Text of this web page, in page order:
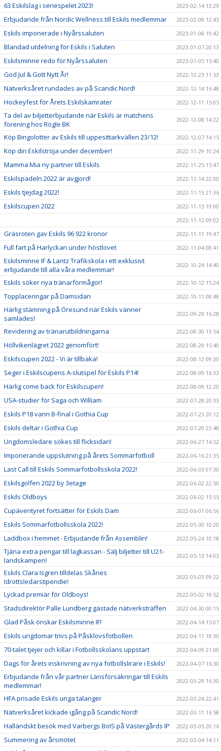
63 Eskilslag i seriespelet 2023! 2023-02-14 13:29
Erbjudande från Nordic Wellness till Eskils medlemmar 2023-02-08 12:43
Eskils imponerade i Nyårssaluten 2023-01-08 19:42
Blandad utdelning för Eskils i Saluten 2023-01-07 20:13
Eskilsminne redo för Nyårssaluten 2023-01-05 15:40
God Jul & Gott Nytt År! 2022-12-23 11:53
Nätverksåret rundades av på Scandic Nord! 2022-12-14 16:48
Hockeyfest för Årets Eskilskamrater 2022-12-11 15:05
Ta del av biljetterbjudande när Eskils är matchens
förening hos Rögle BK
2022-12-08 14:22
Köp Bingolotter av Eskils till uppesittarkvällen 23/12! 2022-12-07 14:15
Köp din Eskilströja under december! 2022-11-29 10:24
Mamma Mia ny partner till Eskils 2022-11-25 15:47
Eskilspadeln 2022 är avgjord! 2022-11-14 22:00
Eskils tjejdag 2022! 2022-11-13 21:36
Eskilscupen 2022
2022-11-13 19:00
2022-11-12 09:02
Gräsroten gav Eskils 96 922 kronor 2022-11-11 19:47
Full fart på Harlyckan under höstlovet 2022-11-04 08:41
Eskilsminne IF & Lantz Trafikskola i ett exklusivt
erbjudande till alla våra medlemmar!
2022-10-24 14:40
Eskils söker nya tränarförmågor! 2022-10-12 15:24
Topplaceringar på Damsidan 2022-10-11 08:48
Härlig stämning på Öresund när Eskils vänner
samlades!
2022-09-29 16:28
Revidering av tränarutbildningarna 2022-08-30 13:54
Höllvikenlägret 2022 genomfört! 2022-08-29 15:40
Eskilscupen 2022 - Vi är tillbaka! 2022-08-12 09:30
Seger i Eskilscupens A-slutspel för Eskils P14! 2022-08-09 16:33
Härlig come back för Eskilscupen! 2022-08-09 12:20
USA-studier för Saga och William 2022-07-28 20:33
Eskils P18 vann B-final i Gothia Cup 2022-07-23 20:12
Eskils deltar i Gothia Cup 2022-07-20 23:48
Ungdomsledare sökes till flicksidan! 2022-06-27 14:52
Imponerande uppslutning på årets Sommarfotboll 2022-06-16 21:35
Last Call till Eskils Sommarfotbollsskola 2022! 2022-06-03 07:30
Eskilsgolfen 2022 by 3etage 2022-06-02 22:50
Eskils Oldboys 2022-06-02 15:55
Cupäventyret fortsätter för Eskils Dam 2022-06-01 06:56
Eskils Sommarfotbollsskola 2022! 2022-05-30 10:20
Laddbox i hemmet - Erbjudande från Assemblin! 2022-05-24 10:18
Tjäna extra pengar till lagkassan - Sälj biljetter till U21-
landskampen!
2022-05-13 14:03
Eskils Clara Isgren tilldelas Skånes
Idrottsledarstipendie!
2022-05-03 09:22
Lyckad premiär för Oldboys! 2022-05-02 18:52
Stadsdirektör Palle Lundberg gästade nätverksträffen 2022-04-30 00:15
Glad Påsk önskar Eskilsminne IF! 2022-04-14 15:07
Eskils ungdomar trivs på Påsklovsfotbollen 2022-04-11 18:30
70-talet tjejer och killar i Fotbollsskolans uppstart 2022-04-09 21:00
Dags för årets inskrivning av nya fotbollslirare i Eskils! 2022-04-07 16:30
Erbjudande från vår partner Länsförsäkringar till Eskils
medlemmar!
2022-03-29 16:30
HFA prisade Eskils unga talanger 2022-03-24 22:41
Nätverksåret kickade igång på Scandic Nord! 2022-03-11 16:58
Halländskt besök med Varbergs BoIS på Västergårds IP 2022-03-05 20:16
Summering av årsmötet 2022-03-04 14:11